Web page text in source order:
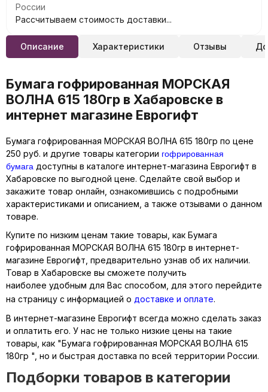
России
Рассчитываем стоимость доставки...
Описание Характеристики Отзывы
Бумага гофрированная МОРСКАЯ
ВОЛНА 615 180гр в Хабаровске в
интернет магазине Еврогифт
Бумага гофрированная МОРСКАЯ ВОЛНА 615 180гр по цене
250 руб. и другие товары категории гофрированная
бумага доступны в каталоге интернет-магазина Еврогифт в
Хабаровске по выгодной цене. Сделайте свой выбор и
закажите товар онлайн, ознакомившись с подробными
характеристиками и описанием, а также отзывами о данном
товаре.
Купите по низким ценам такие товары, как Бумага
гофрированная МОРСКАЯ ВОЛНА 615 180гр в интернет-
магазине Еврогифт, предварительно узнав об их наличии.
Товар в Хабаровске вы сможете получить
наиболее удобным для Вас способом, для этого перейдите
на страницу с информацией о доставке и оплате.
В интернет-магазине Еврогифт всегда можно сделать заказ
и оплатить его. У нас не только низкие цены на такие
товары, как "Бумага гофрированная МОРСКАЯ ВОЛНА 615
180гр ", но и быстрая доставка по всей территории России.
Подборки товаров в категории